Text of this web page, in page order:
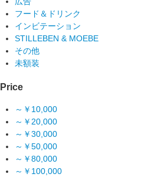
フード＆ドリンク
インビテーション
STILLEBEN & MOEBE
その他
未額装
Price
～￥10,000
～￥20,000
～￥30,000
～￥50,000
～￥80,000
～￥100,000